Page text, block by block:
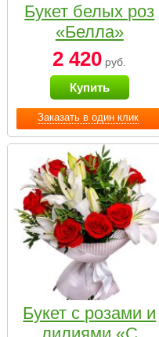
Заказать в один клик
Букет белых роз
«Белла»
2 420 руб.
Купить
Букет с розами и